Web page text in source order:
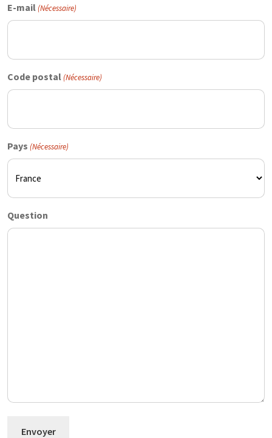
E-mail (Nécessaire)
Code postal (Nécessaire)
Pays (Nécessaire)
Question